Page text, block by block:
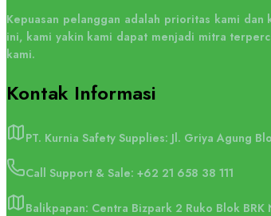
Kepuasan pelanggan adalah prioritas kami
ini, kami yakin kami dapat menjadi mitra
kami.
Kontak Informasi
PT. Kurnia Safety Supplies: Jl. Griya Agung
Call Support & Sale: +62 21 658 38 111
Balikpapan: Centra Bizpark 2 Ruko Blok BRK